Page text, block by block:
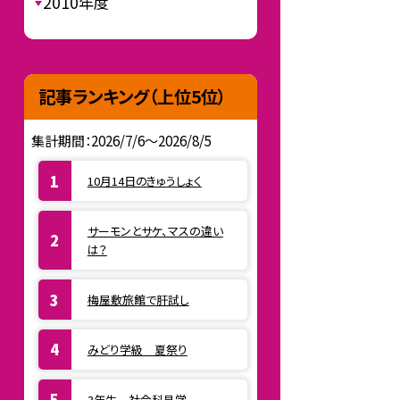
記事ランキング（上位5位）
集計期間：2026/7/6～2026/8/5
10月14日のきゅうしょく
サーモンとサケ、マスの違い
は？
梅屋敷旅館で肝試し
みどり学級 夏祭り